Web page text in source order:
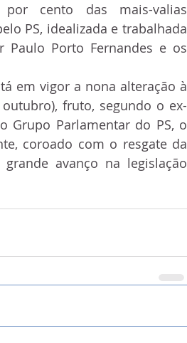
cento das mais-valias
PS, idealizada e trabalhada
Porto Fernandes e os
em vigor a nona alteração à
fruto, segundo o ex-
Grupo Parlamentar do PS, o
coroado com o resgate da
avanço na legislação